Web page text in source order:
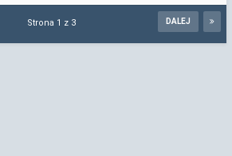
DALEJ
Strona 1 z 3